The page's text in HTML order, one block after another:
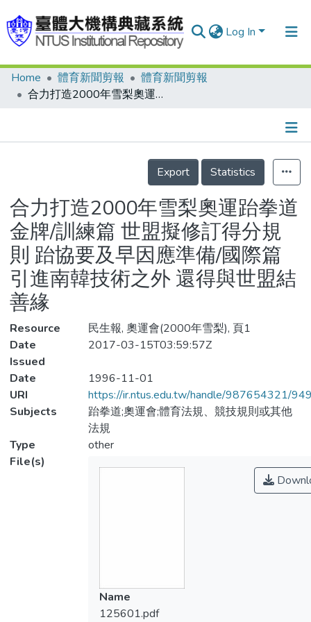
Log In
Communities & Collections
Statistics
Home 體育新聞剪報
體育新聞剪報
合力打造2000年雪梨奧運跆拳道金牌/訓練篇 世盟擬修訂得分規則 跆協要及早因應準備/國際篇 引進南韓技術之外 還得與世盟結善緣
Details
Export
Statistics
合力打造2000年雪梨奧運跆拳道
金牌/訓練篇 世盟擬修訂得分規
則 跆協要及早因應準備/國際篇
引進南韓技術之外 還得與世盟結
善緣
Resource
民生報, 奧運會(2000年雪梨), 頁1
Date
Issued
2017-03-15T03:59:57Z
Date
1996-11-01
URI
https://ir.ntus.edu.tw/handle/987654321/
Subjects
跆拳道;奧運會;體育法規、競技規則或其他
法規
Type
other
File(s)
Name
125601.pdf